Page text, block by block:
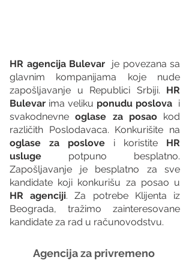
HR agencija Bulevar
  je povezana sa
glavnim kompanijama koje nude
zapošljavanje u Republici Srbiji. HR
Bulevar ima veliku ponudu poslova
  i
svakodnevne oglase za posao kod
oglase za poslove i koristite HR
usluge potpuno besplatno.
Zapošljavanje je besplatno za sve
HR agenciji. Za potrebe Klijenta iz
Beograda, tražimo zainteresovane
kandidate za rad u računovodstvu.
Agencija za privremeno